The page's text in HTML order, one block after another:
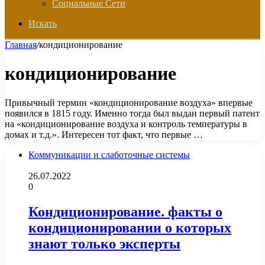
Социальные Сети
Искать
Главная/кондиционирование
кондиционирование
Привычный термин «кондиционирование воздуха» впервые
появился в 1815 году. Именно тогда был выдан первый патент
на «кондиционирование воздуха и контроль температуры в
домах и т.д.». Интересен тот факт, что первые …
Коммуникации и слаботочные системы
26.07.2022
0
Кондиционирование. факты о
кондиционировании о которых
знают только эксперты